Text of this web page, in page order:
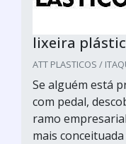
lixeira
ATT PLASTICOS /
Se alguém está
com pedal,
ramo
mais